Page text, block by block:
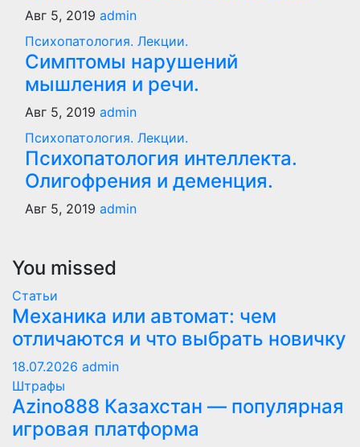
Авг 5, 2019 admin
Психопатология. Лекции.
Симптомы нарушений
мышления и речи.
Авг 5, 2019 admin
Психопатология. Лекции.
Психопатология интеллекта.
Олигофрения и деменция.
Авг 5, 2019 admin
You missed
Статьи
Механика или автомат: чем
отличаются и что выбрать новичку
18.07.2026 admin
Штрафы
Azino888 Казахстан — популярная
игровая платформа